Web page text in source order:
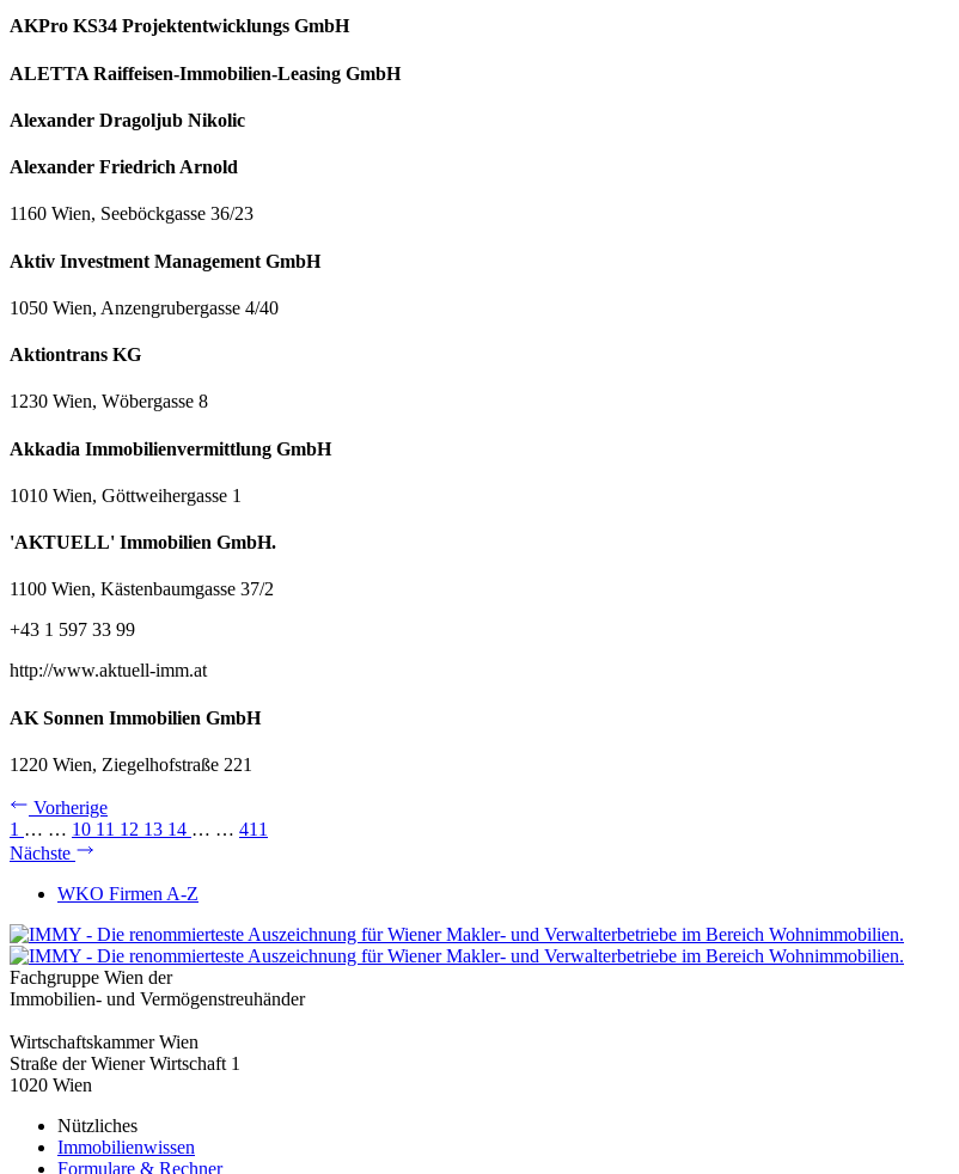
AKPro KS34 Projektentwicklungs GmbH
ALETTA Raiffeisen-Immobilien-Leasing GmbH
Alexander Dragoljub Nikolic
Alexander Friedrich Arnold
1160 Wien, Seeböckgasse 36/23
Aktiv Investment Management GmbH
1050 Wien, Anzengrubergasse 4/40
Aktiontrans KG
1230 Wien, Wöbergasse 8
Akkadia Immobilienvermittlung GmbH
1010 Wien, Göttweihergasse 1
'AKTUELL' Immobilien GmbH.
1100 Wien, Kästenbaumgasse 37/2
+43 1 597 33 99
http://www.aktuell-imm.at
AK Sonnen Immobilien GmbH
1220 Wien, Ziegelhofstraße 221
Vorherige
1 … … 10 11 12 13 14 … … 411
Nächste
WKO Firmen A-Z
Fachgruppe Wien der
Immobilien- und Vermögenstreuhänder
Wirtschaftskammer Wien
Straße der Wiener Wirtschaft 1
1020 Wien
Nützliches
Immobilienwissen
Formulare & Rechner